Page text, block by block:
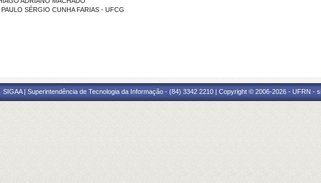
SÉRGIO CUNHA FARIAS - UFCG
SIGAA | Superintendência de Tecnologia da Informação - (84) 3342 2210 | Copyright © 2006-2026 - UFRN -